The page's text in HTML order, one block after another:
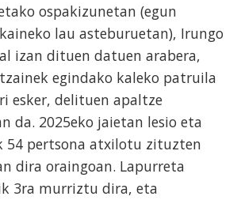
ospakizunetan (egun
lau asteburuetan), Irungo
izan dituen datuen arabera,
egindako kaleko patruila
esker, delituen apaltze
da. 2025eko jaietan lesio eta
54 pertsona atxilotu zituzten
dira oraingoan. Lapurreta
3ra murriztu dira, eta